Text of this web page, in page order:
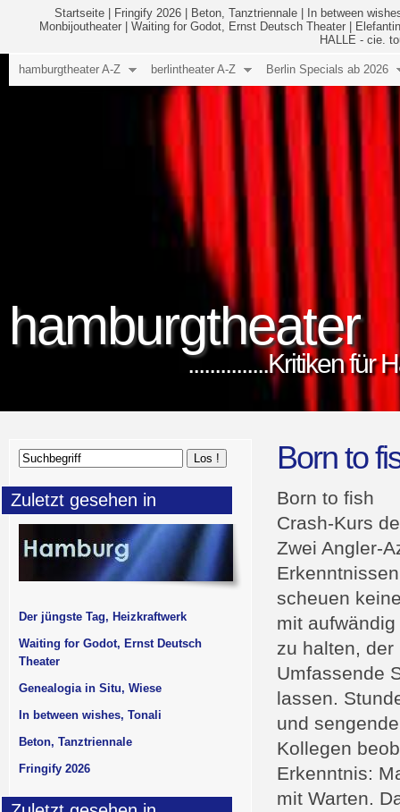
Startseite Fringify 2026 Beton, Tanztriennale
In between
Monbijoutheater
Waiting for Godot, Ernst Deutsch Theater
HALLE - cie.
hamburgtheater
...............Kritiken für
hamburgtheater A-Z berlintheater A-Z Berlin Specials ab 2026
Born to
Born to fish
Crash-Kurs
Zwei Angler-
scheuen
mit
zu halten, der
Umfassende
lassen.
und
Kollegen
Erkenntnis:
mit Warten.
Zuletzt gesehen in
Der jüngste Tag, Heizkraftwerk
Waiting for Godot, Ernst Deutsch
Theater
Genealogia in Situ, Wiese
In between wishes, Tonali
Beton, Tanztriennale
Fringify 2026